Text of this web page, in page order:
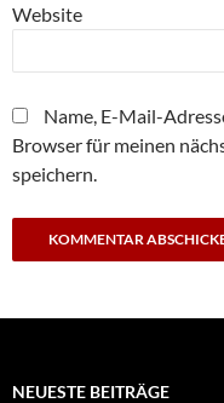
Website
Name, E-Mail-
Browser für meinen
speichern.
NEUESTE BEITRÄGE